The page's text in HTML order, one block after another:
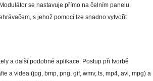
se nastavuje přímo na čelním panelu.
s jehož pomocí lze snadno vytvořit
a další podobné aplikace. Postup při tvorbě
a videa (jpg, bmp, png, gif, wmv, ts, mp4, avi, mpg) a